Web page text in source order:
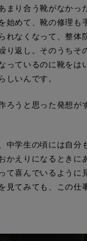
まり合う靴がなか
始めて、靴の修理も
れなくなって、整
り返し。そのうちそ
っているのに靴を
しいんです。
うと思った発想が
学生の頃には自分
かえりになるとき
て喜んでいるよう
見てみても、この仕